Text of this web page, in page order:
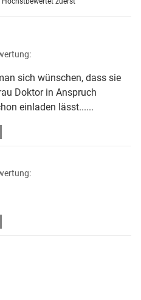
sich wünschen, dass sie
Doktor in Anspruch
einladen lässt......